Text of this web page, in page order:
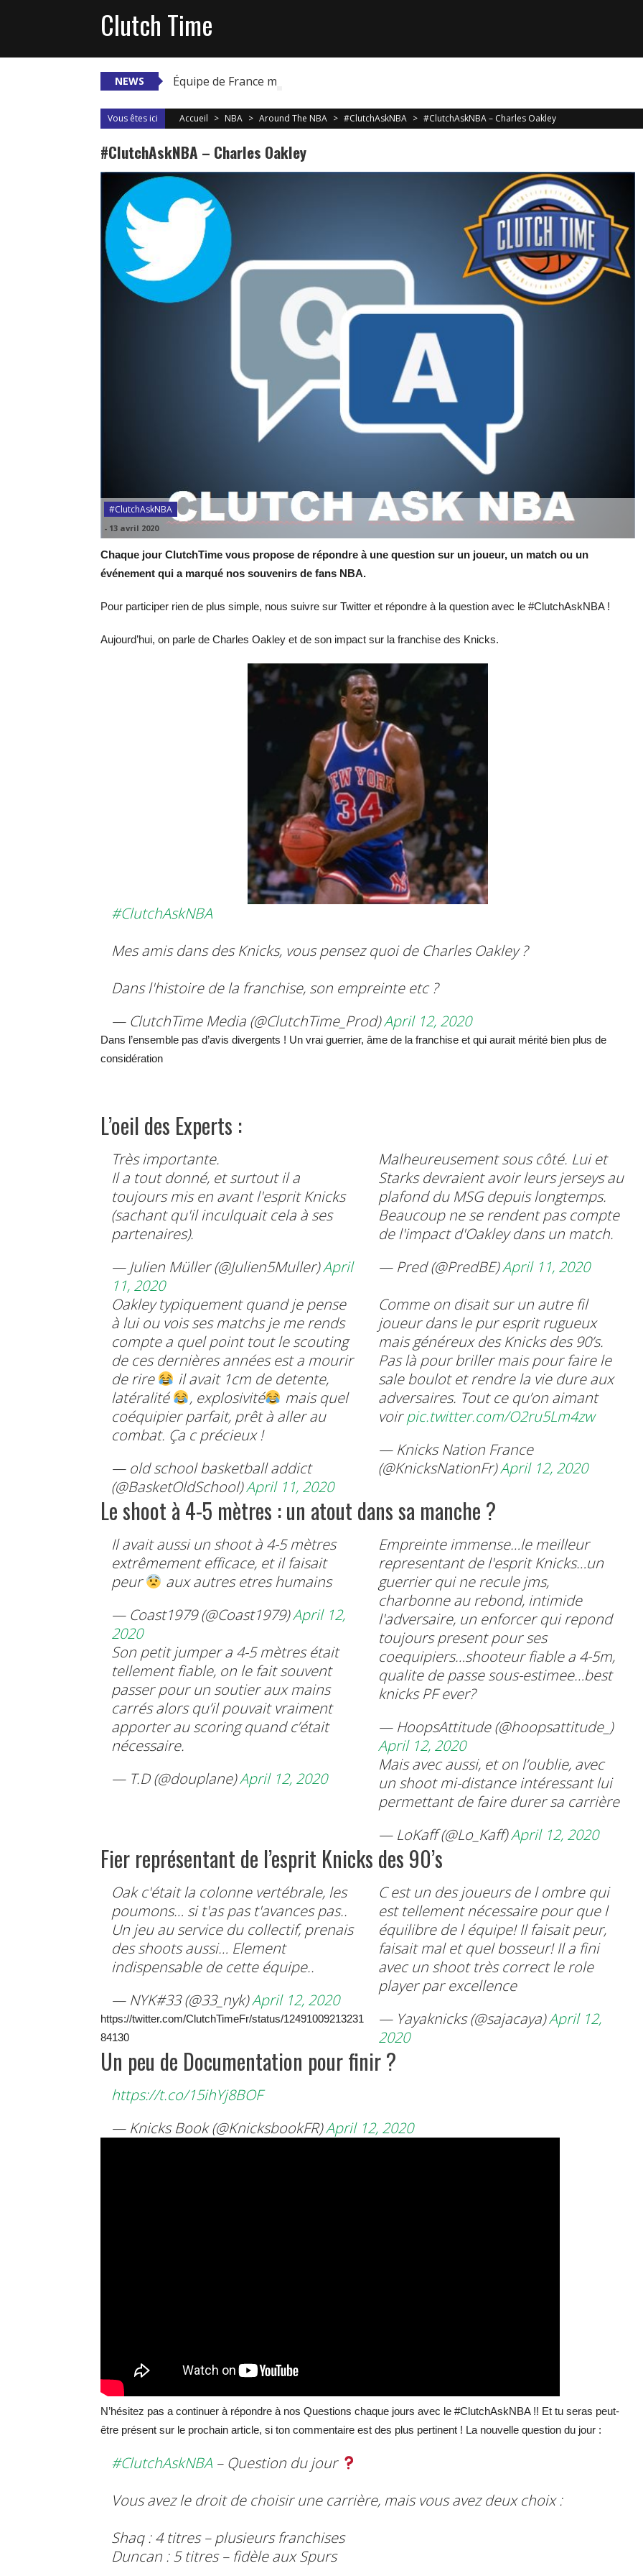
Clutch Time
NEWS Équipe de France masculine : la relève est déjà là
Vous êtes ici Accueil > NBA > Around The NBA > #ClutchAskNBA > #ClutchAskNBA – Charles Oakley
#ClutchAskNBA – Charles Oakley
#ClutchAskNBA
- 13 avril 2020
Chaque jour ClutchTime vous propose de répondre à une question sur un joueur, un match ou un
événement qui a marqué nos souvenirs de fans NBA.
Pour participer rien de plus simple, nous suivre sur Twitter et répondre à la question avec le #ClutchAskNBA !
Aujourd’hui, on parle de Charles Oakley et de son impact sur la franchise des Knicks.
#ClutchAskNBA
Mes amis dans des Knicks, vous pensez quoi de Charles Oakley ?
Dans l'histoire de la franchise, son empreinte etc ?
— ClutchTime Media (@ClutchTime_Prod)April 12, 2020
Dans l’ensemble pas d’avis divergents ! Un vrai guerrier, âme de la franchise et qui aurait mérité bien plus de
considération
L’oeil des Experts :
Très importante.
Il a tout donné, et surtout il a
toujours mis en avant l'esprit Knicks
(sachant qu'il inculquait cela à ses
partenaires).
— Julien Müller (@Julien5Muller)April
11, 2020
Malheureusement sous côté. Lui et
Starks devraient avoir leurs jerseys au
plafond du MSG depuis longtemps.
Beaucoup ne se rendent pas compte
de l'impact d'Oakley dans un match.
— Pred (@PredBE)April 11, 2020
Oakley typiquement quand je pense
à lui ou vois ses matchs je me rends
compte a quel point tout le scouting
de ces dernières années est a mourir
de rire
il avait 1cm de detente,
latéralité
, explosivité
mais quel
coéquipier parfait, prêt à aller au
combat. Ça c précieux !
— old school basketball addict
(@BasketOldSchool)April 11, 2020
Comme on disait sur un autre fil
joueur dans le pur esprit rugueux
mais généreux des Knicks des 90’s.
Pas là pour briller mais pour faire le
sale boulot et rendre la vie dure aux
adversaires. Tout ce qu’on aimant
voirpic.twitter.com/O2ru5Lm4zw
— Knicks Nation France
(@KnicksNationFr)April 12, 2020
Le shoot à 4-5 mètres : un atout dans sa manche ?
Il avait aussi un shoot à 4-5 mètres
extrêmement efficace, et il faisait
peur
aux autres etres humains
— Coast1979 (@Coast1979)April 12,
2020
Son petit jumper a 4-5 mètres était
tellement fiable, on le fait souvent
passer pour un soutier aux mains
carrés alors qu’il pouvait vraiment
apporter au scoring quand c’était
nécessaire.
— T.D (@douplane)April 12, 2020
Empreinte immense…le meilleur
representant de l'esprit Knicks…un
guerrier qui ne recule jms,
charbonne au rebond, intimide
l'adversaire, un enforcer qui repond
toujours present pour ses
coequipiers…shooteur fiable a 4-5m,
qualite de passe sous-estimee…best
knicks PF ever?
— HoopsAttitude (@hoopsattitude_)
April 12, 2020
Mais avec aussi, et on l’oublie, avec
un shoot mi-distance intéressant lui
permettant de faire durer sa carrière
— LoKaff (@Lo_Kaff)April 12, 2020
Fier représentant de l’esprit Knicks des 90’s
Oak c'était la colonne vertébrale, les
poumons… si t'as pas t'avances pas..
Un jeu au service du collectif, prenais
des shoots aussi… Element
indispensable de cette équipe..
— NYK#33 (@33_nyk)April 12, 2020
https://twitter.com/ClutchTimeFr/status/12491009213231
84130
C est un des joueurs de l ombre qui
est tellement nécessaire pour que l
équilibre de l équipe! Il faisait peur,
faisait mal et quel bosseur! Il a fini
avec un shoot très correct le role
player par excellence
— Yayaknicks (@sajacaya)April 12,
2020
Un peu de Documentation pour finir ?
https://t.co/15ihYj8BOF
— Knicks Book (@KnicksbookFR)April 12, 2020
N’hésitez pas a continuer à répondre à nos Questions chaque jours avec le #ClutchAskNBA !! Et tu seras peut-
être présent sur le prochain article, si ton commentaire est des plus pertinent ! La nouvelle question du jour :
#ClutchAskNBA – Question du jour
Vous avez le droit de choisir une carrière, mais vous avez deux choix :
Shaq : 4 titres – plusieurs franchises
Duncan : 5 titres – fidèle aux Spurs